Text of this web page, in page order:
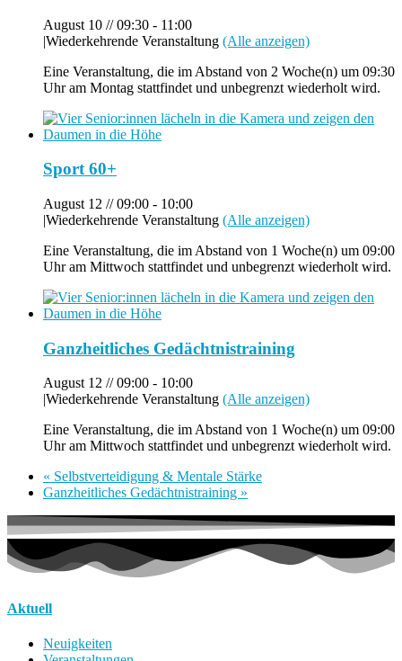
August 10 // 09:30 - 11:00
|Wiederkehrende Veranstaltung (Alle anzeigen)
Eine Veranstaltung, die im Abstand von 2 Woche(n) um 09:30
Uhr am Montag stattfindet und unbegrenzt wiederholt wird.
Sport 60+
August 12 // 09:00 - 10:00
|Wiederkehrende Veranstaltung (Alle anzeigen)
Eine Veranstaltung, die im Abstand von 1 Woche(n) um 09:00
Uhr am Mittwoch stattfindet und unbegrenzt wiederholt wird.
Ganzheitliches Gedächtnistraining
August 12 // 09:00 - 10:00
|Wiederkehrende Veranstaltung (Alle anzeigen)
Eine Veranstaltung, die im Abstand von 1 Woche(n) um 09:00
Uhr am Mittwoch stattfindet und unbegrenzt wiederholt wird.
« Selbstverteidigung & Mentale Stärke
Ganzheitliches Gedächtnistraining »
Aktuell
Neuigkeiten